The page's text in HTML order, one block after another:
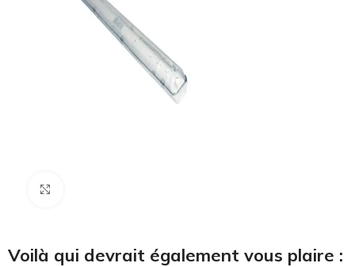
Voilà qui devrait également vous plaire :